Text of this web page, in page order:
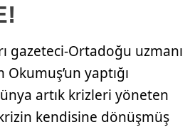
gazeteci-Ortadoğu uzmanı
yaptığı
artık krizleri yöneten
krizin kendisine dönüşmüş